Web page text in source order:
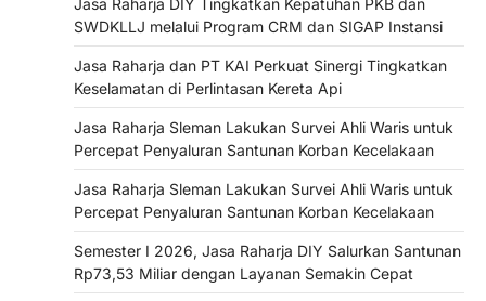
SWDKLLJ melalui Program CRM dan SIGAP Instansi
Jasa Raharja dan PT KAI Perkuat Sinergi Tingkatkan
Keselamatan di Perlintasan Kereta Api
Jasa Raharja Sleman Lakukan Survei Ahli Waris untuk
Percepat Penyaluran Santunan Korban Kecelakaan
Jasa Raharja Sleman Lakukan Survei Ahli Waris untuk
Percepat Penyaluran Santunan Korban Kecelakaan
Semester I 2026, Jasa Raharja DIY Salurkan Santunan
Rp73,53 Miliar dengan Layanan Semakin Cepat